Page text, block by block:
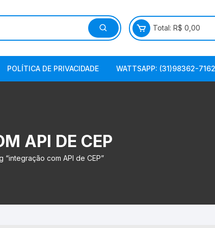
Total: R$ 0,00
POLÍTICA DE PRIVACIDADE WATTSAPP: (31)98362-7162
API DE CEP
com API de CEP”